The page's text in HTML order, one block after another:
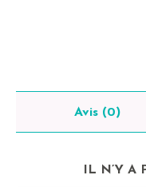
Avis (0)
IL N’Y A